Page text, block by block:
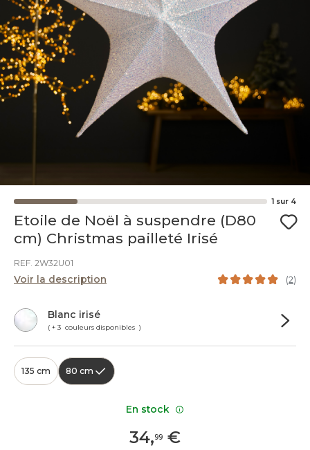
1 sur 4
Etoile de Noël à suspendre (D80
cm) Christmas pailleté Irisé
REF. 2W32U01
Voir la description (2)
Blanc irisé
( + 3 couleurs disponibles )
135 cm 80 cm
34,99 €